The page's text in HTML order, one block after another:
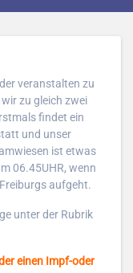
veranstalten zu
zu gleich zwei
findet ein
und unser
ist etwas
06.45UHR, wenn
aufgeht.
unter der Rubrik
einen Impf-oder